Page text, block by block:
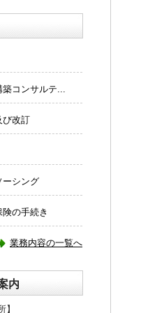
築コンサルテ...
び改訂
ーシング
の手続き
業務内容の一覧へ
内
】